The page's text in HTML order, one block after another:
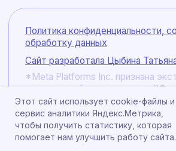
Этот сайт использует cookie-файлы и
сервис аналитики Яндекс.Метрика,
чтобы получить статистику, которая
помогает нам улучшить работу сайта.